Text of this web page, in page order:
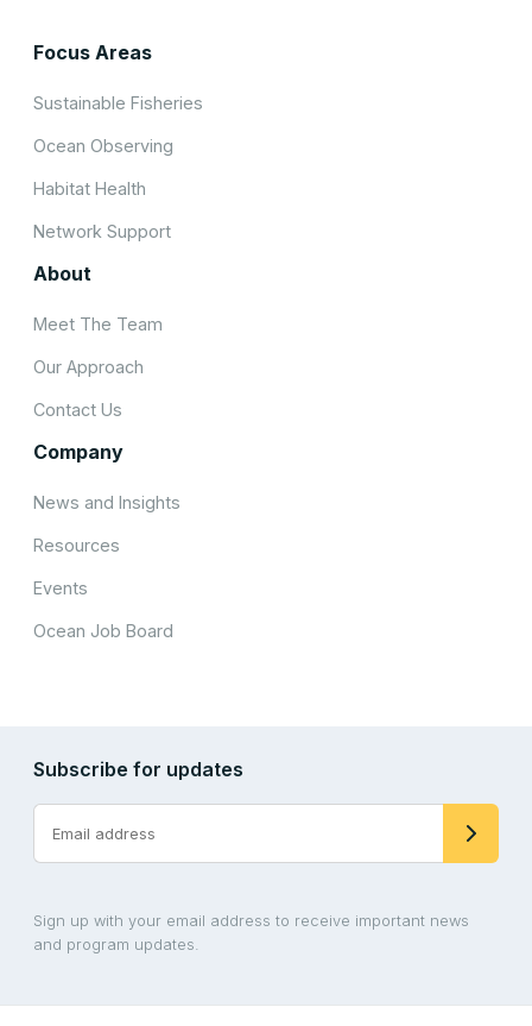
Focus Areas
Sustainable Fisheries
Ocean Observing
Habitat Health
Network Support
About
Meet The Team
Our Approach
Contact Us
Company
News and Insights
Resources
Events
Ocean Job Board
Subscribe for updates
Sign up with your email address to receive important news
and program updates.